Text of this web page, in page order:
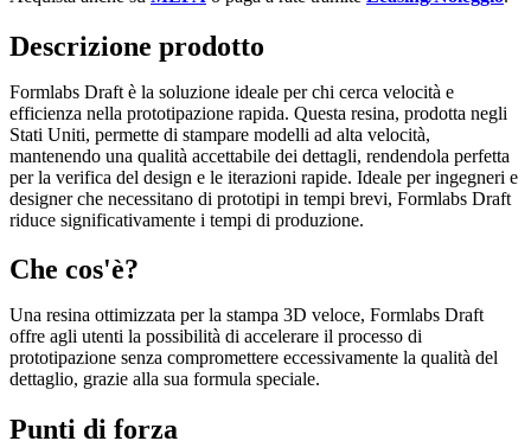
Descrizione prodotto
Formlabs Draft è la soluzione ideale per chi cerca velocità e
efficienza nella prototipazione rapida. Questa resina, prodotta negli
Stati Uniti, permette di stampare modelli ad alta velocità,
mantenendo una qualità accettabile dei dettagli, rendendola perfetta
per la verifica del design e le iterazioni rapide. Ideale per ingegneri e
designer che necessitano di prototipi in tempi brevi, Formlabs Draft
riduce significativamente i tempi di produzione.
Che cos'è?
Una resina ottimizzata per la stampa 3D veloce, Formlabs Draft
offre agli utenti la possibilità di accelerare il processo di
prototipazione senza compromettere eccessivamente la qualità del
dettaglio, grazie alla sua formula speciale.
Punti di forza